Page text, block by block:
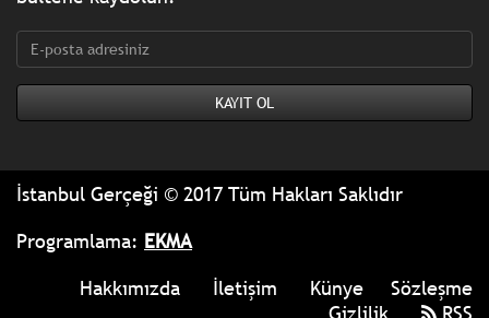
Programlama:EKMA
Hakkımızda
Gizlilik
RSS